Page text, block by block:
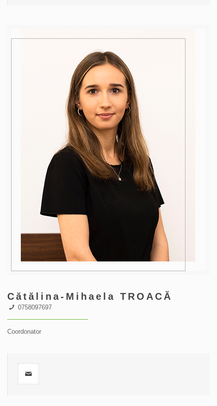
Cătălina-Mihaela TROACĂ
0758097697
Coordonator